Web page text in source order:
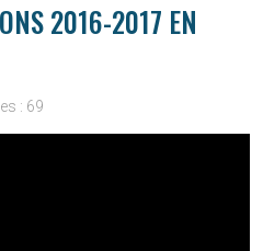
2016-2017 EN
: 69